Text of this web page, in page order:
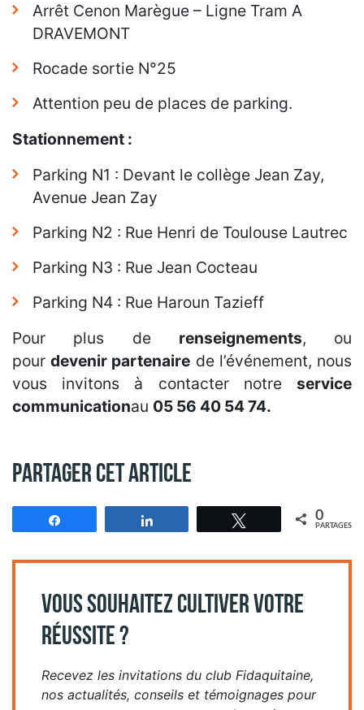
Arrêt Cenon Marègue – Ligne Tram A
DRAVEMONT
Rocade sortie N°25
Attention peu de places de parking.
Stationnement :
Parking N1 : Devant le collège Jean Zay,
Avenue Jean Zay
Parking N2 : Rue Henri de Toulouse Lautrec
Parking N3 : Rue Jean Cocteau
Parking N4 : Rue Haroun Tazieff
Pour plus de renseignements, ou
pourdevenir partenaire de l’événement, nous
vous invitons à contacter notre service
communicationau 05 56 40 54 74.
Partager cet article
Tweetez 0
PARTAGES
VOUS SOUHAITEZ CULTIVER VOTRE
RÉUSSITE ?
Recevez les invitations du club Fidaquitaine,
nos actualités, conseils et témoignages pour